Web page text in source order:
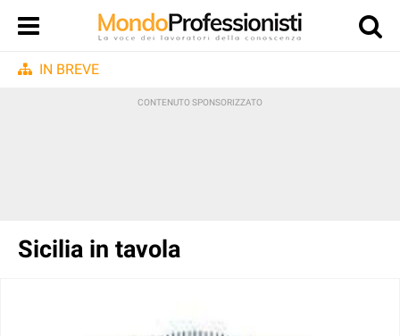
IN BREVE
Sicilia in tavola